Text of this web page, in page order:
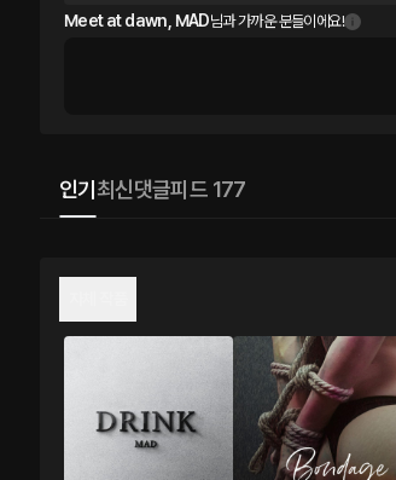
Meet at dawn, MAD님과 가까운 분들이에요!
인기 최신댓글피드 177